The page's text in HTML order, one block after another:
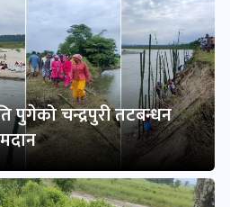
पुगेको चन्द्रपुरी तटबन्धन